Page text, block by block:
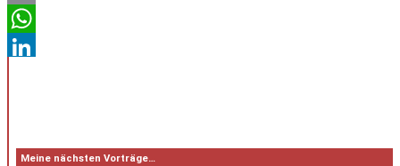
Email
WhatsApp
Meine nächsten Vorträge…